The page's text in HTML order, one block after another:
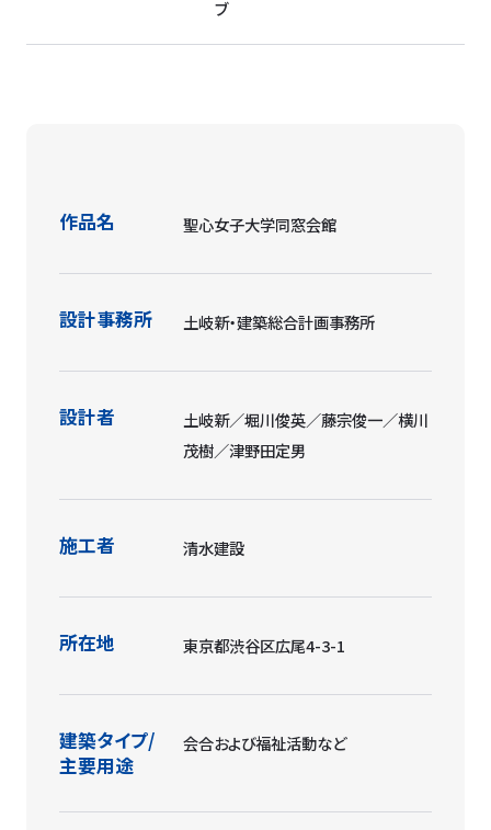
ブ
作品名 聖心女子大学同窓会館
設計事務所 土岐新・建築総合計画事務所
設計者
土岐新／堀川俊英／藤宗俊一／横川
茂樹／津野田定男
施工者 清水建設
所在地 東京都渋谷区広尾4-3-1
建築タイプ/
主要用途
会合および福祉活動など